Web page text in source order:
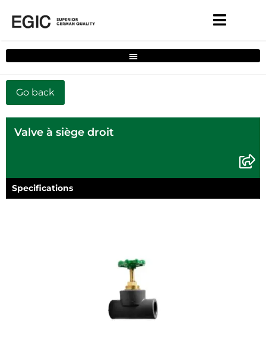
Filtre de solutions complètes pour la maison
Valve à siège droit
Specifications